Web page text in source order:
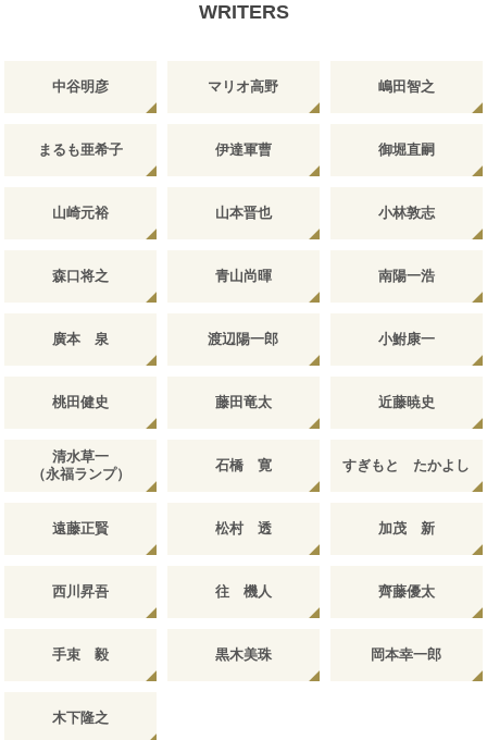
WRITERS
中谷明彦 マリオ高野 嶋田智之
まるも亜希子 伊達軍曹 御堀直嗣
山崎元裕 山本晋也 小林敦志
森口将之 青山尚暉 南陽一浩
廣本 泉 渡辺陽一郎 小鮒康一
桃田健史 藤田竜太 近藤暁史
清水草一
（永福ランプ）
石橋 寛 すぎもと たかよし
遠藤正賢 松村 透 加茂 新
西川昇吾 往 機人 齊藤優太
手束 毅 黒木美珠 岡本幸一郎
木下隆之